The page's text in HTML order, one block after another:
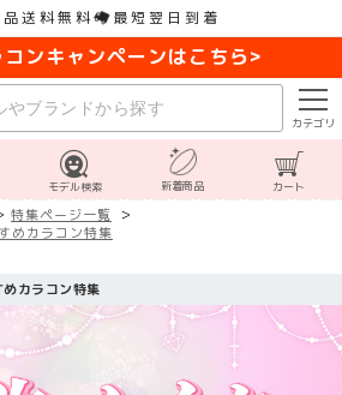
品送料無料 最短翌日到着
ンキャンペーンはこちら>
カテゴリ
モデル検索 新着商品 カート
特集ページ一覧
めカラコン特集
カラコン特集